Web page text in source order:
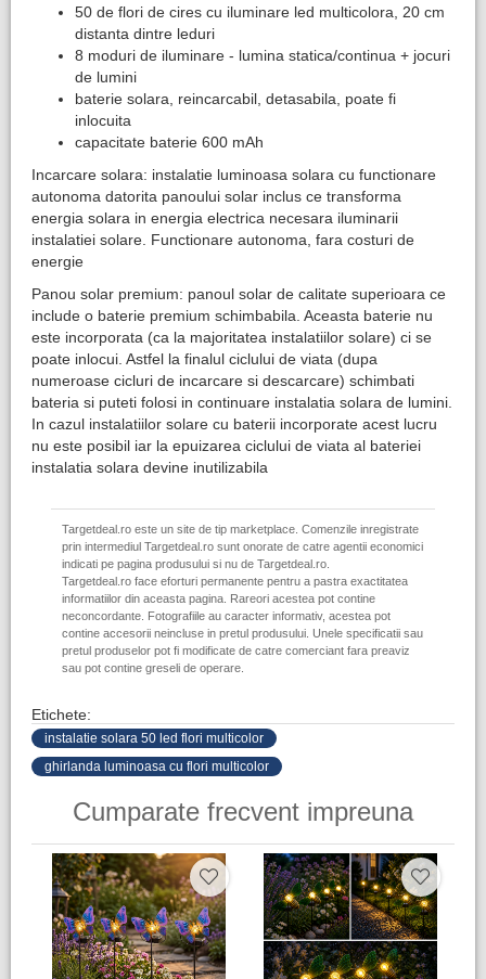
50 de flori de cires cu iluminare led multicolora, 20 cm
distanta dintre leduri
8 moduri de iluminare - lumina statica/continua + jocuri
de lumini
baterie solara, reincarcabil, detasabila, poate fi
inlocuita
capacitate baterie 600 mAh
Incarcare solara: instalatie luminoasa solara cu functionare
autonoma datorita panoului solar inclus ce transforma
energia solara in energia electrica necesara iluminarii
instalatiei solare. Functionare autonoma, fara costuri de
energie
Panou solar premium: panoul solar de calitate superioara ce
include o baterie premium schimbabila. Aceasta baterie nu
este incorporata (ca la majoritatea instalatiilor solare) ci se
poate inlocui. Astfel la finalul ciclului de viata (dupa
numeroase cicluri de incarcare si descarcare) schimbati
bateria si puteti folosi in continuare instalatia solara de lumini.
In cazul instalatiilor solare cu baterii incorporate acest lucru
nu este posibil iar la epuizarea ciclului de viata al bateriei
instalatia solara devine inutilizabila
Targetdeal.ro este un site de tip marketplace. Comenzile inregistrate
prin intermediul Targetdeal.ro sunt onorate de catre agentii economici
indicati pe pagina produsului si nu de Targetdeal.ro.
Targetdeal.ro face eforturi permanente pentru a pastra exactitatea
informatiilor din aceasta pagina. Rareori acestea pot contine
neconcordante. Fotografiile au caracter informativ, acestea pot
contine accesorii neincluse in pretul produsului. Unele specificatii sau
pretul produselor pot fi modificate de catre comerciant fara preaviz
sau pot contine greseli de operare.
Etichete:
instalatie solara 50 led flori multicolor
ghirlanda luminoasa cu flori multicolor
Cumparate frecvent impreuna